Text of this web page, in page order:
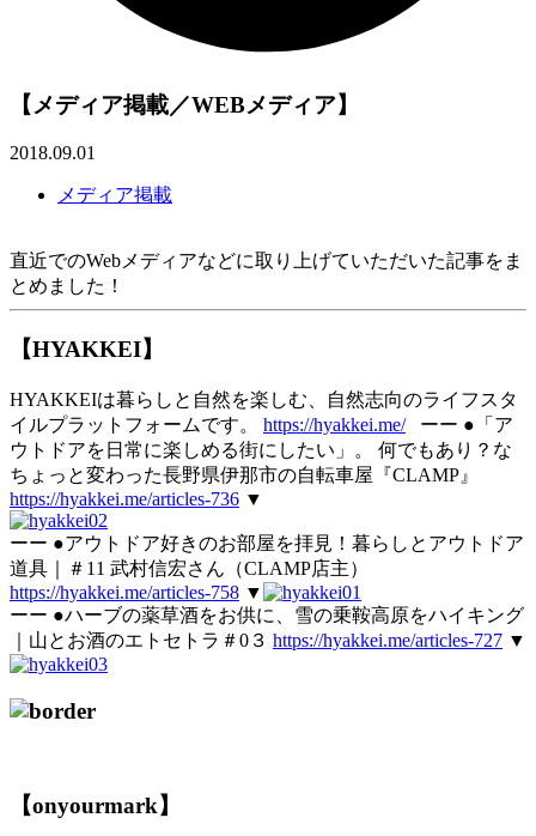
【メディア掲載／WEBメディア】
2018.09.01
メディア掲載
直近でのWebメディアなどに取り上げていただいた記事をま
とめました！
【HYAKKEI】
HYAKKEIは暮らしと自然を楽しむ、自然志向のライフスタ
イルプラットフォームです。 https://hyakkei.me/ーー ●「ア
ウトドアを日常に楽しめる街にしたい」。 何でもあり？な
ちょっと変わった長野県伊那市の自転車屋『CLAMP』
https://hyakkei.me/articles-736 ▼
ーー ●アウトドア好きのお部屋を拝見！暮らしとアウトドア
道具｜＃11 武村信宏さん（CLAMP店主）
https://hyakkei.me/articles-758 ▼
ーー ●ハーブの薬草酒をお供に、雪の乗鞍高原をハイキング
｜山とお酒のエトセトラ＃0３ https://hyakkei.me/articles-727 ▼
【onyourmark】